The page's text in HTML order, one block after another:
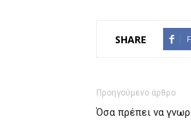
SHARE
Προηγούμενο άρθρο
Όσα πρέπει να